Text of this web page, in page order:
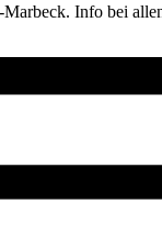
Info bei